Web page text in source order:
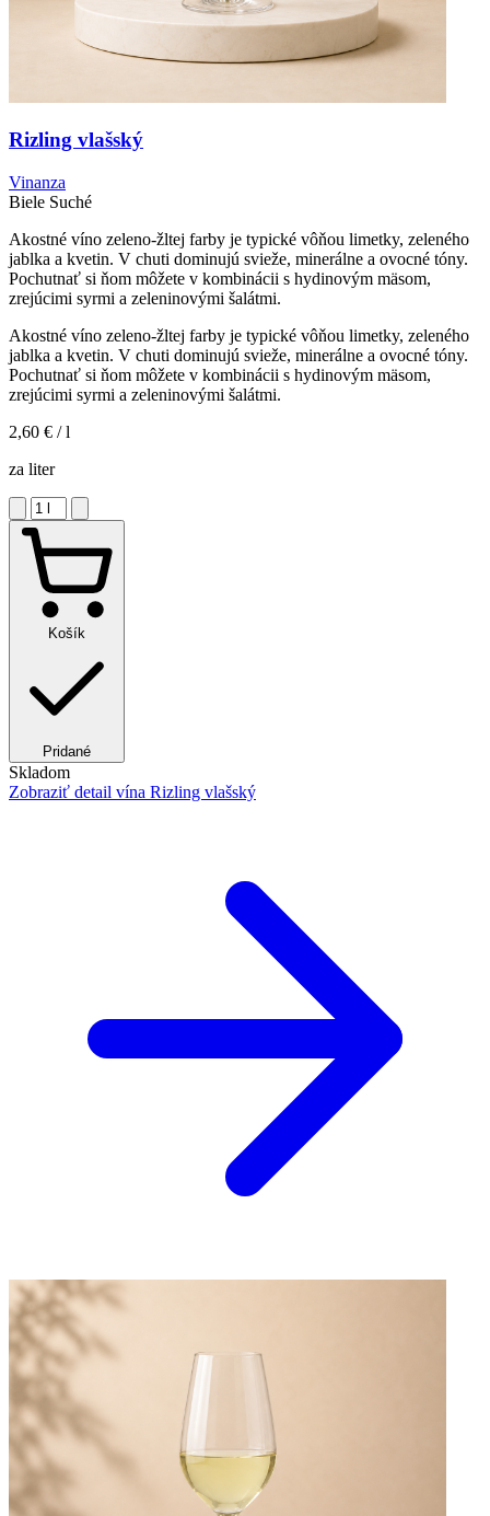
Rizling vlašský
Vinanza
Biele Suché
Akostné víno zeleno-žltej farby je typické vôňou limetky, zeleného
jablka a kvetin. V chuti dominujú svieže, minerálne a ovocné tóny.
Pochutnať si ňom môžete v kombinácii s hydinovým mäsom,
zrejúcimi syrmi a zeleninovými šalátmi.
Akostné víno zeleno-žltej farby je typické vôňou limetky, zeleného
jablka a kvetin. V chuti dominujú svieže, minerálne a ovocné tóny.
Pochutnať si ňom môžete v kombinácii s hydinovým mäsom,
zrejúcimi syrmi a zeleninovými šalátmi.
2,60 € / l
za liter
Košík
Pridané
Skladom
Zobraziť detail vína Rizling vlašský